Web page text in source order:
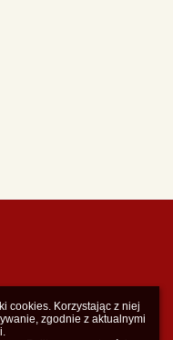
cookies. Korzystając z niej
zgodnie z aktualnymi